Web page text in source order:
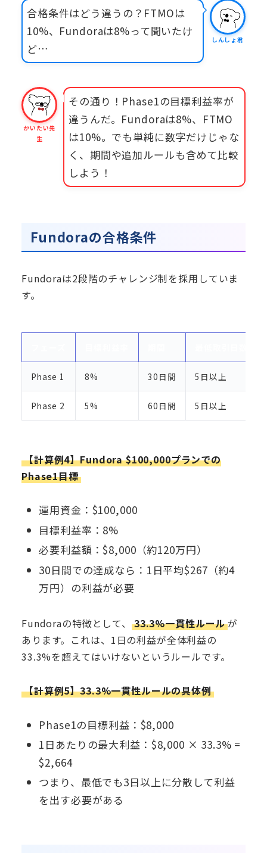
しんしょ君
合格条件はどう違うの？FTMOは
10%、Fundoraは8%って聞いたけ
ど…
かいたい先
生
その通り！Phase1の目標利益率が
違うんだ。Fundoraは8%、FTMO
は10%。でも単純に数字だけじゃな
く、期間や追加ルールも含めて比較
しよう！
Fundoraの合格条件
Fundoraは2段階のチャレンジ制を採用していま
す。
Phase 1 8% 30日間 5日以上
Phase 2 5% 60日間 5日以上
【計算例4】Fundora $100,000プランでの
Phase1目標
運用資金：$100,000
目標利益率：8%
必要利益額：$8,000（約120万円）
30日間での達成なら：1日平均$267（約4
万円）の利益が必要
Fundoraの特徴として、 33.3%一貫性ルールが
あります。これは、1日の利益が全体利益の
33.3%を超えてはいけないというルールです。
【計算例5】33.3%一貫性ルールの具体例
Phase1の目標利益：$8,000
1日あたりの最大利益：$8,000 × 33.3% =
$2,664
つまり、最低でも3日以上に分散して利益
を出す必要がある